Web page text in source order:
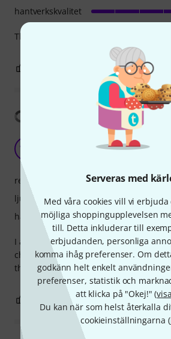
Serveras med
Med våra cookies vill vi
möjliga shoppingupplevelsen
till. Detta inkluderar till
erbjudanden, personliga
komma ihåg preferenser. Om
godkänn helt enkelt
preferenser, statistik och
att klicka på "Okej!" (
Du kan när som helst återkalla
cookieinställningarna (
This reed is a real classic, nothing to
hantverkskvalitet
ANMÄL RECENSION
VM
I almost always used Vandoren reeds,
choice for the lovely soprano. I am
the response, but the quality and
respons
ljud
hantverkskvalitet
0 ANMÄL RECENSION